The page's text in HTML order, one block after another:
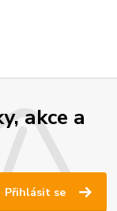
akce a
Přihlásit se